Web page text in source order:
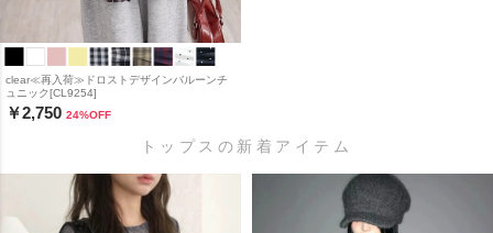
clear≪再入荷≫ドロストデザインバルーンチ
ュニック[CL9254]
￥2,750 24%OFF
トップスの新着アイテム